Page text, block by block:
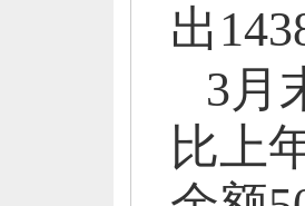
出
3月
比上